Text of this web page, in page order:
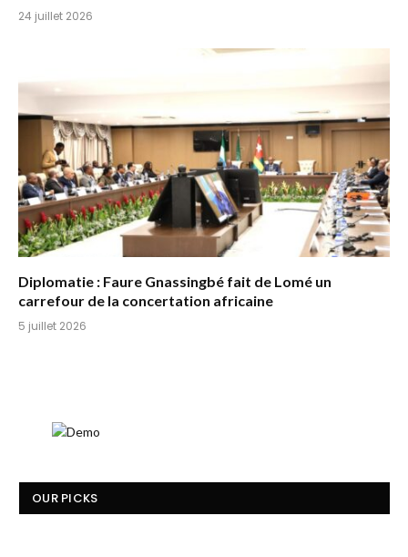
24 juillet 2026
Diplomatie : Faure Gnassingbé fait de Lomé un
carrefour de la concertation africaine
5 juillet 2026
OUR PICKS